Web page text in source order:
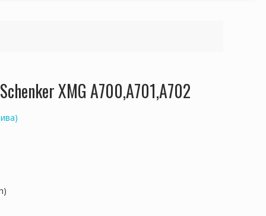
XMG A700,A701,A702